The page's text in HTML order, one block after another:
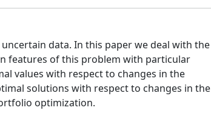
data. In this paper we deal with the
features of this problem with particular
values with respect to changes in the
solutions with respect to changes in the
optimization.